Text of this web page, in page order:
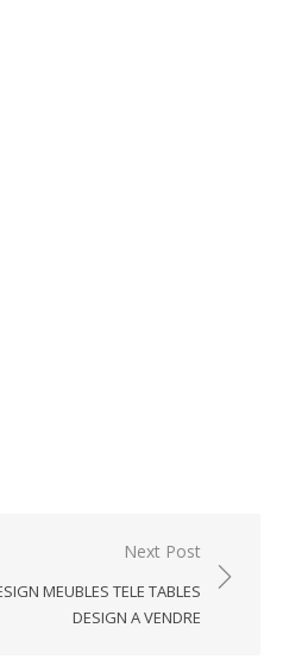
Next Post
MEUBLES TELE TABLES
DESIGN A VENDRE